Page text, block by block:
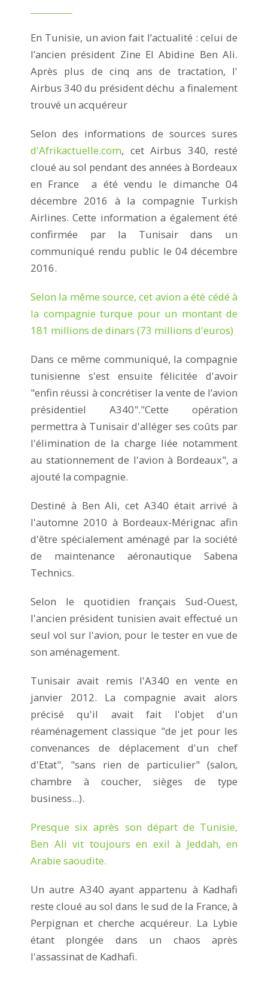
En Tunisie, un avion fait l’actualité : celui de
l’ancien président Zine El Abidine Ben Ali.
Après plus de cinq ans de tractation, l'
Airbus 340 du président déchu a finalement
trouvé un acquéreur
Selon des informations de sources sures
d'Afrikactuelle.com, cet Airbus 340, resté
cloué au sol pendant des années à Bordeaux
en France a été vendu le dimanche 04
décembre 2016 à la compagnie Turkish
Airlines. Cette information a également été
confirmée par la Tunisair dans un
communiqué rendu public le 04 décembre
2016.
Selon la même source, cet avion a été cédé à
la compagnie turque pour un montant de
181 millions de dinars (73 millions d'euros)
Dans ce même communiqué, la compagnie
tunisienne s'est ensuite félicitée d'avoir
"enfin réussi à concrétiser la vente de l’avion
présidentiel A340"."Cette opération
permettra à Tunisair d'alléger ses coûts par
l'élimination de la charge liée notamment
au stationnement de l'avion à Bordeaux", a
ajouté la compagnie.
Destiné à Ben Ali, cet A340 était arrivé à
l'automne 2010 à Bordeaux-Mérignac afin
d'être spécialement aménagé par la société
de maintenance aéronautique Sabena
Technics.
Selon le quotidien français Sud-Ouest,
l'ancien président tunisien avait effectué un
seul vol sur l'avion, pour le tester en vue de
son aménagement.
Tunisair avait remis l'A340 en vente en
janvier 2012. La compagnie avait alors
précisé qu'il avait fait l'objet d'un
réaménagement classique "de jet pour les
convenances de déplacement d'un chef
d'Etat", "sans rien de particulier" (salon,
chambre à coucher, sièges de type
business...).
Presque six après son départ de Tunisie,
Ben Ali vit toujours en exil à Jeddah, en
Arabie saoudite.
Un autre A340 ayant appartenu à Kadhafi
reste cloué au sol dans le sud de la France, à
Perpignan et cherche acquéreur. La Lybie
étant plongée dans un chaos après
l'assassinat de Kadhafi.